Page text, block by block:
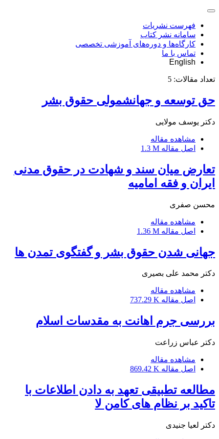
فهرست نشریات
سامانه نشر کتاب
کارگاه‌ها و دوره‌های آموزشی تخصصی
تماس با ما
English
تعداد مقالات: 5
حق توسعه و جهانشمولی حقوق بشر
دکتر یوسف مولایی
مشاهده مقاله
اصل مقاله 1.3 M
تعارض میان سند و شهادت در حقوق مدنی
ایران و فقه امامیه
محسن صفری
مشاهده مقاله
اصل مقاله 1.36 M
جهانی شدن حقوق بشر و گفتگوی تمدن ها
دکتر محمد علی بصیری
مشاهده مقاله
اصل مقاله 737.29 K
بررسی جرم اهانت به مقدسات اسلام
دکتر عباس زراعت
مشاهده مقاله
اصل مقاله 869.42 K
مطالعه تطبیقی تعهد به دادن اطلاعات با
تاکید بر نظام های کامن لا
دکتر لعیا جنیدی